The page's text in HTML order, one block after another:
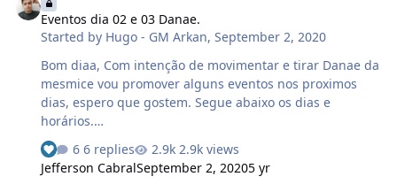
Eventos dia 02 e 03 Danae.
Started by Hugo - GM Arkan,September 2, 2020
Bom diaa, Com intenção de movimentar e tirar Danae da
mesmice vou promover alguns eventos nos proximos
dias, espero que gostem. Segue abaixo os dias e
horários.
___________________________________________________________
Quarta 02/08/2020 Horário: 20:30 Hrs Evento: Roleta
Tibiana (TUTORIAL SOBRE O EVENTO)
6 replies
2.9k views
Jefferson CabralSeptember 2, 20205 yr